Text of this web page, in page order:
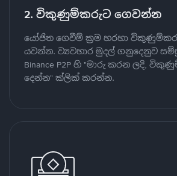
2. විකුණුම්කරුට ගෙවන්න
යෝජිත ගෙවීම් ක්‍රම හරහා
යවන්න. ව්‍යවහාර මුදල් ගනුදෙනුව
Binance P2P හි "මාරු කරන ලදි,
දෙන්න" ක්ලික් කරන්න.